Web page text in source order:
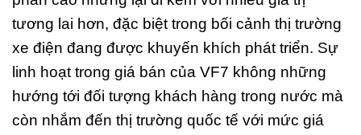
tương lai hơn, đặc biệt trong bối cảnh thị trường
xe điện đang được khuyến khích phát triển. Sự
linh hoạt trong giá bán của VF7 không những
hướng tới đối tượng khách hàng trong nước mà
còn nhắm đến thị trường quốc tế với mức giá